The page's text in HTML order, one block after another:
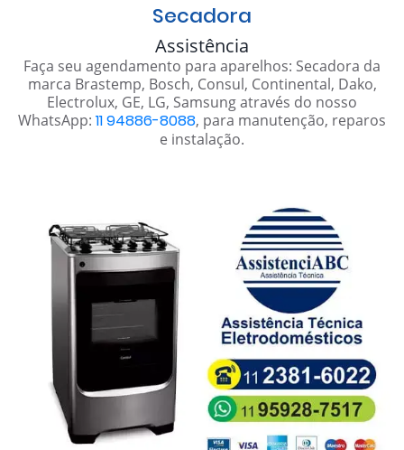
Secadora
Assistência
Faça seu agendamento para aparelhos: Secadora da
marca Brastemp, Bosch, Consul, Continental, Dako,
Electrolux, GE, LG, Samsung através do nosso
WhatsApp: 11 94886-8088, para manutenção, reparos
e instalação.